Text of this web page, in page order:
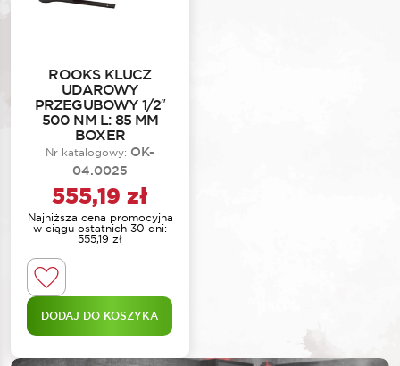
ROOKS KLUCZ
UDAROWY
PRZEGUBOWY 1/2″
500 NM L: 85 MM
BOXER
Nr katalogowy: OK-
04.0025
555,19 zł
Najniższa cena promocyjna
w ciągu ostatnich 30 dni:
555,19 zł
DODAJ DO KOSZYKA